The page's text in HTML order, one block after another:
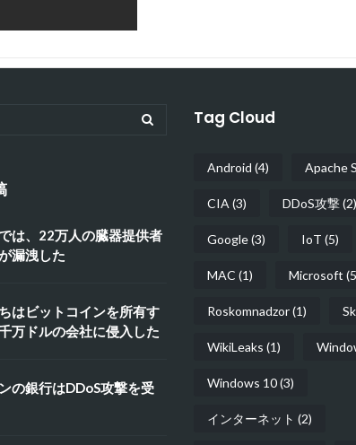
は、22万人の臓器提供者
漏洩した
はビットコインを所有す
万ドルの会社に侵入した
の銀行はDDoS攻撃を受
Tag Cloud
Android (4) Apache
CIA (3) DDoS攻撃(2)
Google(3) IoT (5)
MAC (1) Microsoft
Roskomnadzor(1)
WikiLeaks (1)
Windows 10(3)
インターネット (2)